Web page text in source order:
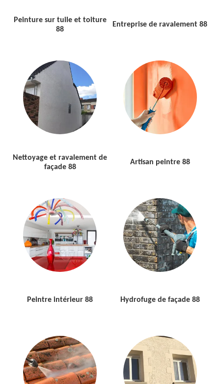
Peinture sur tuile et toiture
88
Entreprise de ravalement 88
Nettoyage et ravalement de
façade 88
Artisan peintre 88
Peintre intérieur 88 Hydrofuge de façade 88